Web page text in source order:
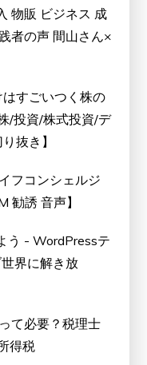
物販 ビジネス 成
者の声 間山さん×
はすごいつく株の
/投資/株式投資/デ
抜き】
フコンシェルジ
勧誘 音声】
う - WordPressテ
界に解き放
て必要？税理士
得税